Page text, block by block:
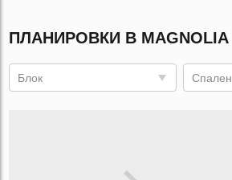
ПЛАНИРОВКИ В MAGNOLIA
Блок Спален